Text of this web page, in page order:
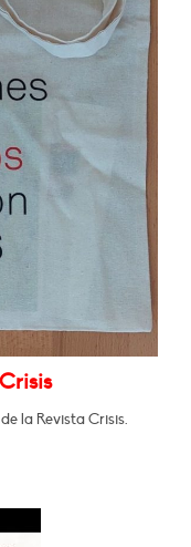
la Revista Crisis.